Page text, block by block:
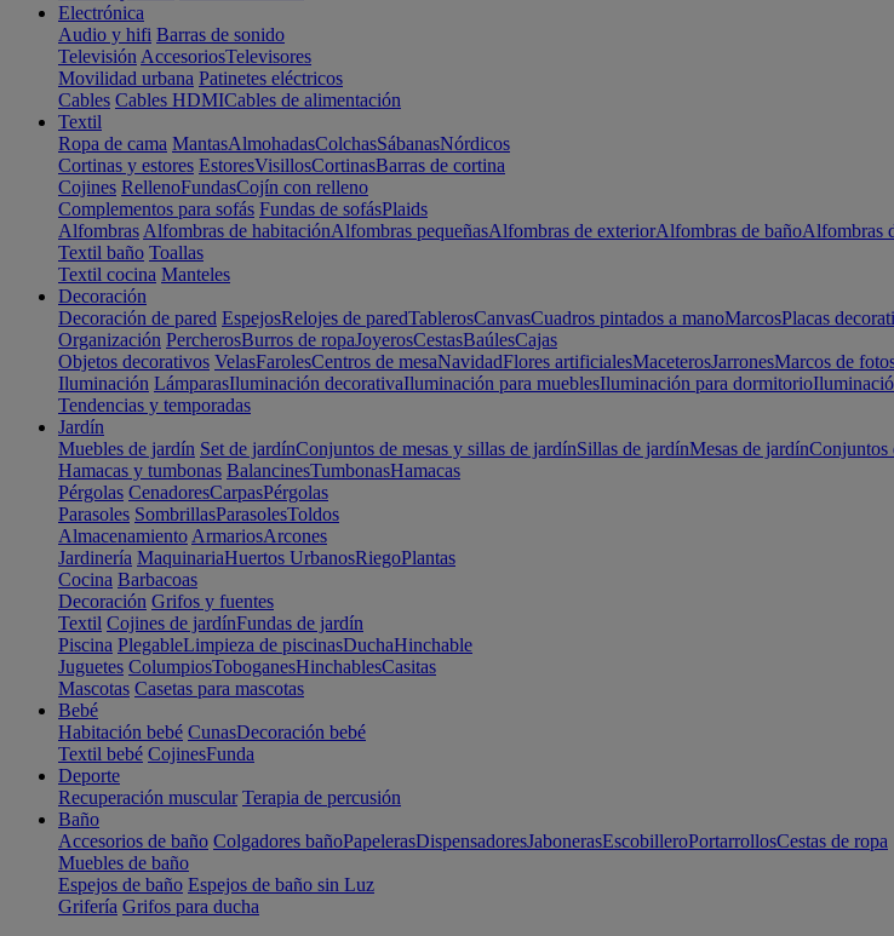
Electrónica
Audio y hifi Barras de sonido
Televisión AccesoriosTelevisores
Movilidad urbana Patinetes eléctricos
Cables Cables HDMICables de alimentación
Textil
Ropa de cama MantasAlmohadasColchasSábanasNórdicos
Cortinas y estores EstoresVisillosCortinasBarras de cortina
Cojines RellenoFundasCojín con relleno
Complementos para sofás Fundas de sofásPlaids
Alfombras Alfombras de habitaciónAlfombras pequeñasAlfombras de exteriorAlfombras de bañoAlfombras
Textil baño Toallas
Textil cocina Manteles
Decoración
Decoración de pared EspejosRelojes de paredTablerosCanvasCuadros pintados a manoMarcosPlacas
Organización PercherosBurros de ropaJoyerosCestasBaúlesCajas
Objetos decorativos VelasFarolesCentros de mesaNavidadFlores artificialesMaceterosJarronesMarcos de
Iluminación LámparasIluminación decorativaIluminación para mueblesIluminación para dormitorio
Tendencias y temporadas
Jardín
Muebles de jardín Set de jardínConjuntos de mesas y sillas de jardínSillas de jardínMesas de jardínConjuntos
Hamacas y tumbonas BalancinesTumbonasHamacas
Pérgolas CenadoresCarpasPérgolas
Parasoles SombrillasParasolesToldos
Almacenamiento ArmariosArcones
Jardinería MaquinariaHuertos UrbanosRiegoPlantas
Cocina Barbacoas
Decoración Grifos y fuentes
Textil Cojines de jardínFundas de jardín
Piscina PlegableLimpieza de piscinasDuchaHinchable
Juguetes ColumpiosToboganesHinchablesCasitas
Mascotas Casetas para mascotas
Bebé
Habitación bebé CunasDecoración bebé
Textil bebé CojinesFunda
Deporte
Recuperación muscular Terapia de percusión
Baño
Accesorios de baño Colgadores bañoPapelerasDispensadoresJabonerasEscobilleroPortarrollosCestas de ropa
Muebles de baño
Espejos de baño Espejos de baño sin Luz
Grifería Grifos para ducha